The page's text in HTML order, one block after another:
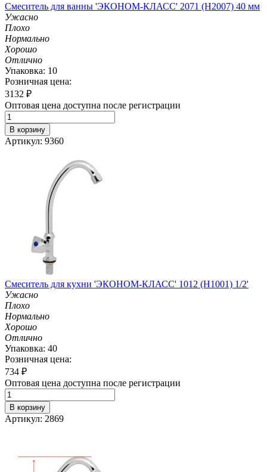
Смеситель для ванны 'ЭКОНОМ-КЛАСС' 2071 (H2007) 40 мм
Ужасно
Плохо
Нормально
Хорошо
Отлично
Упаковка: 10
Розничная цена:
3132 ₽
Оптовая цена доступна после регистрации
В корзину
Артикул: 9360
Смеситель для кухни 'ЭКОНОМ-КЛАСС' 1012 (H1001) 1/2'
Ужасно
Плохо
Нормально
Хорошо
Отлично
Упаковка: 40
Розничная цена:
734 ₽
Оптовая цена доступна после регистрации
В корзину
Артикул: 2869